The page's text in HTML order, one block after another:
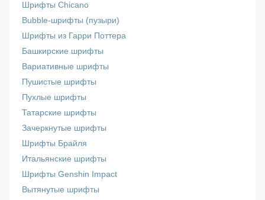
Шрифты Chicano
Bubble-шрифты (пузыри)
Шрифты из Гарри Поттера
Башкирские шрифты
Вариативные шрифты
Пушистые шрифты
Пухлые шрифты
Татарские шрифты
Зачеркнутые шрифты
Шрифты Брайля
Итальянские шрифты
Шрифты Genshin Impact
Вытянутые шрифты